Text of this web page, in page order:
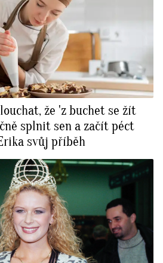
že 'z buchet se žít
splnit sen a začít péct
svůj příběh